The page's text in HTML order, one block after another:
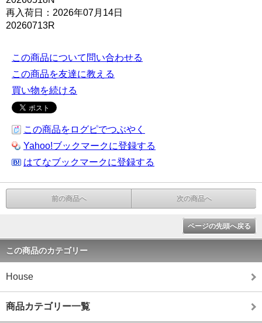
再入荷日：2026年07月14日
20260713R
この商品について問い合わせる
この商品を友達に教える
買い物を続ける
この商品をログピでつぶやく
Yahoo!ブックマークに登録する
はてなブックマークに登録する
前の商品へ 次の商品へ
ページの先頭へ戻る
この商品のカテゴリー
House
商品カテゴリー一覧